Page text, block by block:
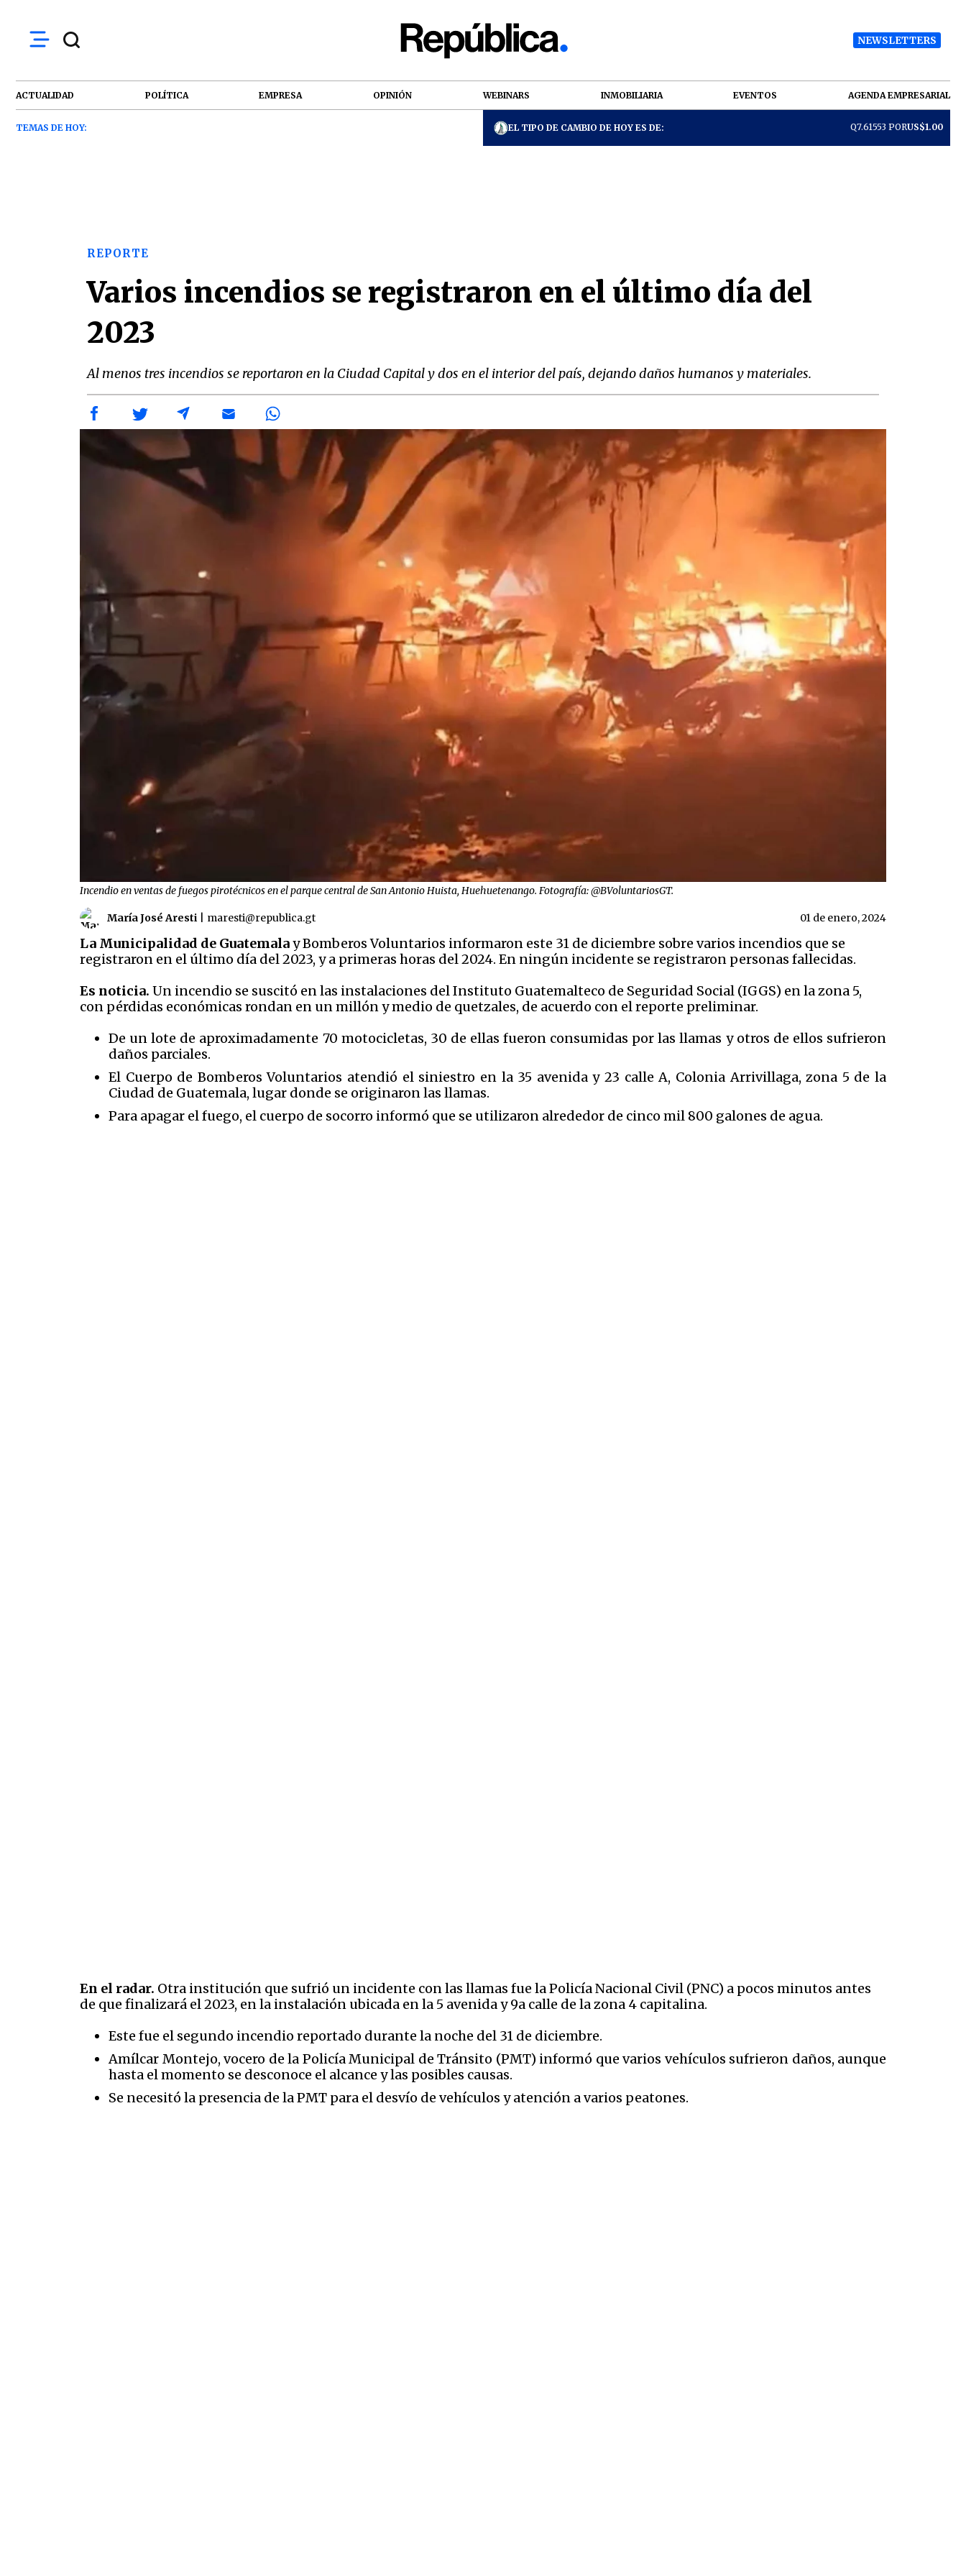
NEWSLETTERS
ACTUALIDAD POLÍTICA EMPRESA OPINIÓN WEBINARS INMOBILIARIA EVENTOS AGENDA EMPRESARIAL
TEMAS DE HOY: EL TIPO DE CAMBIO DE HOY ES DE: Q7.61553 PORUS$1.00
REPORTE
Varios incendios se registraron en el último día del
2023
Al menos tres incendios se reportaron en la Ciudad Capital y dos en el interior del país, dejando daños humanos y materiales.
Incendio en ventas de fuegos pirotécnicos en el parque central de San Antonio Huista, Huehuetenango. Fotografía: @BVoluntariosGT.
María José Aresti maresti@republica.gt 01 de enero, 2024
La Municipalidad de Guatemalay Bomberos Voluntarios informaron este 31 de diciembre sobre varios incendios que se
registraron en el último día del 2023, y a primeras horas del 2024. En ningún incidente se registraron personas fallecidas.
Es noticia. Un incendio se suscitó en las instalaciones del Instituto Guatemalteco de Seguridad Social (IGGS) en la zona 5,
con pérdidas económicas rondan en un millón y medio de quetzales, de acuerdo con el reporte preliminar.
De un lote de aproximadamente 70 motocicletas, 30 de ellas fueron consumidas por las llamas y otros de ellos sufrieron
daños parciales.
El Cuerpo de Bomberos Voluntarios atendió el siniestro en la 35 avenida y 23 calle A, Colonia Arrivillaga, zona 5 de la
Ciudad de Guatemala, lugar donde se originaron las llamas.
Para apagar el fuego, el cuerpo de socorro informó que se utilizaron alrededor de cinco mil 800 galones de agua.
En el radar. Otra institución que sufrió un incidente con las llamas fue la Policía Nacional Civil (PNC) a pocos minutos antes
de que finalizará el 2023, en la instalación ubicada en la 5 avenida y 9a calle de la zona 4 capitalina.
Este fue el segundo incendio reportado durante la noche del 31 de diciembre.
Amílcar Montejo, vocero de la Policía Municipal de Tránsito (PMT) informó que varios vehículos sufrieron daños, aunque
hasta el momento se desconoce el alcance y las posibles causas.
Se necesitó la presencia de la PMT para el desvío de vehículos y atención a varios peatones.